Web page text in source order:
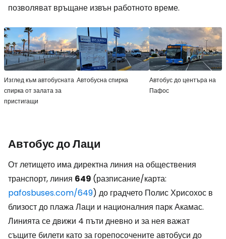
позволяват връщане извън работното време.
Изглед към автобусната
спирка от залата за
пристигащи
Автобусна спирка
Автобус до центъра на
Пафос
Автобус до Лаци
От летището има директна линия на обществения
транспорт, линия 649 (разписание/карта:
pafosbuses.com/649) до градчето Полис Хрисохос в
близост до плажа Лаци и националния парк Акамас.
Линията се движи 4 пъти дневно и за нея важат
същите билети като за горепосочените автобуси до